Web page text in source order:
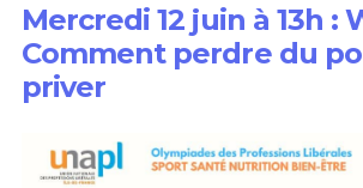
Mercredi 12 juin à 13h :
Comment perdre du
priver